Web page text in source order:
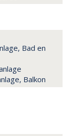
Bad en
Balkon